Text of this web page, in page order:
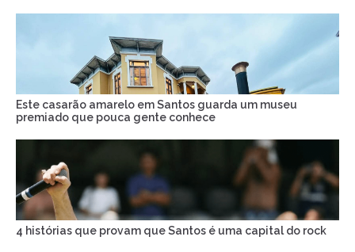
Este casarão amarelo em Santos guarda um museu
premiado que pouca gente conhece
4 histórias que provam que Santos é uma capital do rock